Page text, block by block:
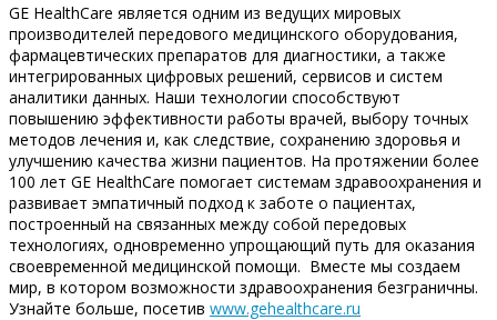
GE HealthCare является одним из ведущих мировых
производителей передового медицинского оборудования,
фармацевтических препаратов для диагностики, а также
интегрированных цифровых решений, сервисов и систем
аналитики данных. Наши технологии способствуют
повышению эффективности работы врачей, выбору точных
методов лечения и, как следствие, сохранению здоровья и
улучшению качества жизни пациентов. На протяжении более
100 лет GE HealthCare помогает системам здравоохранения и
развивает эмпатичный подход к заботе о пациентах,
построенный на связанных между собой передовых
технологиях, одновременно упрощающий путь для оказания
своевременной медицинской помощи. Вместе мы создаем
мир, в котором возможности здравоохранения безграничны.
Узнайте больше, посетив www.gehealthcare.ru